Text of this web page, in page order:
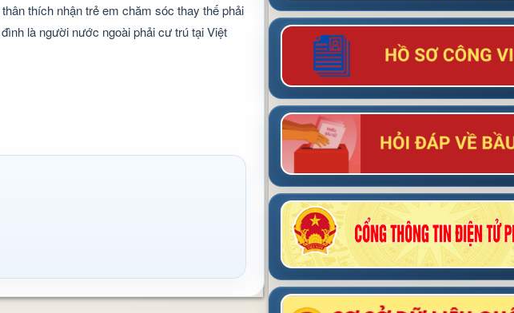
thích nhận trẻ em chăm sóc thay thế phải
là người nước ngoài phải cư trú tại Việt